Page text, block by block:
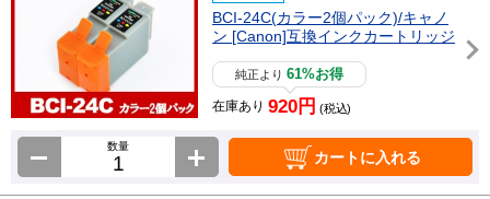
BCI-24C(カラー2個パック)/キャノ
ン [Canon]互換インクカートリッジ
純正より61%お得
在庫あり 920円 (税込)
数量
カートに入れる